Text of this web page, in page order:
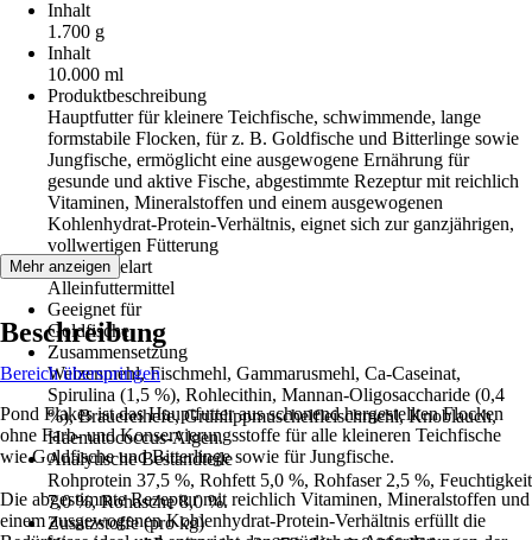
Inhalt
1.700 g
Inhalt
10.000 ml
Produktbeschreibung
Hauptfutter für kleinere Teichfische, schwimmende, lange
formstabile Flocken, für z. B. Goldfische und Bitterlinge sowie
Jungfische, ermöglicht eine ausgewogene Ernährung für
gesunde und aktive Fische, abgestimmte Rezeptur mit reichlich
Vitaminen, Mineralstoffen und einem ausgewogenen
Kohlenhydrat-Protein-Verhältnis, eignet sich zur ganzjährigen,
vollwertigen Fütterung
Futtermittelart
Alleinfuttermittel
Geeignet für
Goldfische
Zusammensetzung
Weizen­mehl, Fischmehl, Gammarusmehl, Ca-Caseinat,
Spirulina (1,5 %), Rohlecithin, Mannan-Oligo­saccharide (0,4
%), Brauerei­hefe, Grünlippmuschelfleischmehl, Knoblauch,
Haematococcus-Algen.
Analytische Bestandteile
Rohprotein 37,5 %, Rohfett 5,0 %, Rohfaser 2,5 %, Feuchtigkeit
7,0 %, Rohasche 8,0 %.
Zusatzstoffe (pro kg)
Mehr anzeigen
Beschreibung
Bereich überspringen
Pond Flakes ist das Hauptfutter aus schonend hergestellten Flocken
ohne Farb- und Konservierungsstoffe für alle kleineren Teichfische
wie Goldfische und Bitterlinge sowie für Jungfische.
Die abgestimmte Rezeptur mit reichlich Vitaminen, Mineralstoffen und
einem ausgewogenen Kohlenhydrat-Protein-Verhältnis erfüllt die